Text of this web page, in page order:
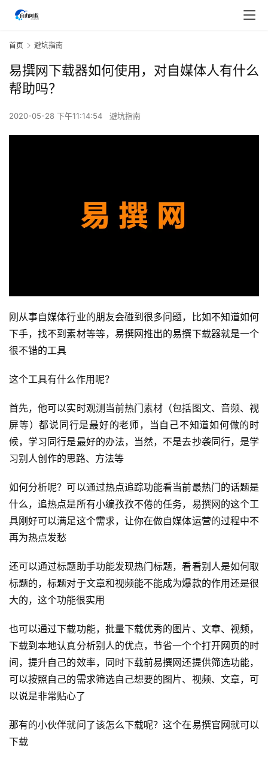
首
页
行
业
快
开
眼
案
例
避
坑
首页 避坑指南
易撰网下载器如何使用，对自媒体人有什么
帮助吗？
2020-05-28 下午11:14:54 避坑指南
刚从事自媒体行业的朋友会碰到很多问题，比如不知道如何
下手，找不到素材等等，易撰网推出的易撰下载器就是一个
很不错的工具
这个工具有什么作用呢？
首先，他可以实时观测当前热门素材（包括图文、音频、视
屏等）都说同行是最好的老师，当自己不知道如何做的时
候，学习同行是最好的办法，当然，不是去抄袭同行，是学
习别人创作的思路、方法等
如何分析呢？可以通过热点追踪功能看当前最热门的话题是
什么，追热点是所有小编孜孜不倦的任务，易撰网的这个工
具刚好可以满足这个需求，让你在做自媒体运营的过程中不
再为热点发愁
还可以通过标题助手功能发现热门标题，看看别人是如何取
标题的，标题对于文章和视频能不能成为爆款的作用还是很
大的，这个功能很实用
也可以通过下载功能，批量下载优秀的图片、文章、视频，
下载到本地认真分析别人的优点，节省一个个打开网页的时
间，提升自己的效率，同时下载前易撰网还提供筛选功能，
可以按照自己的需求筛选自己想要的图片、视频、文章，可
以说是非常贴心了
那有的小伙伴就问了该怎么下载呢？这个在易撰官网就可以
下载